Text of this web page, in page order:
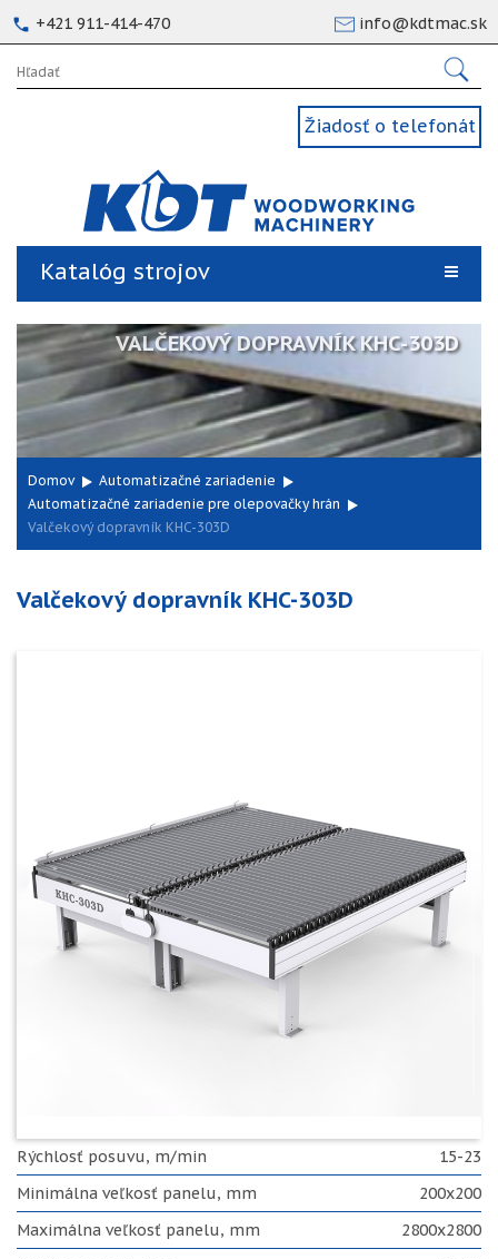
+421 911-414-470 info@kdtmac.sk
Žiadosť o telefonát
Katalóg strojov
VALČEKOVÝ DOPRAVNÍK KHC-303D
Domov
Automatizačné zariadenie
Automatizačné zariadenie pre olepovačky hrán
Valčekový dopravník KHC-303D
Valčekový dopravník KHC-303D
Rýchlosť posuvu, m/min
15-23
Minimálna veľkosť panelu, mm
200x200
Maximálna veľkosť panelu, mm
2800x2800